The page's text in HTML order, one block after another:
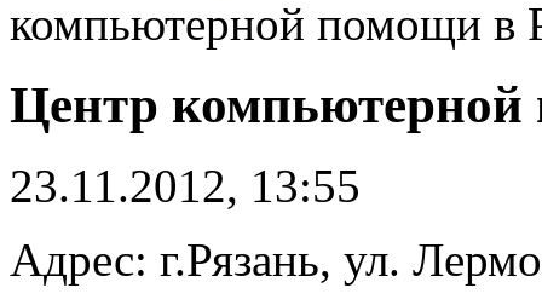
компьютерной помощи в
Центр
23.11.2012, 13:55
Адрес: г.Рязань, ул.